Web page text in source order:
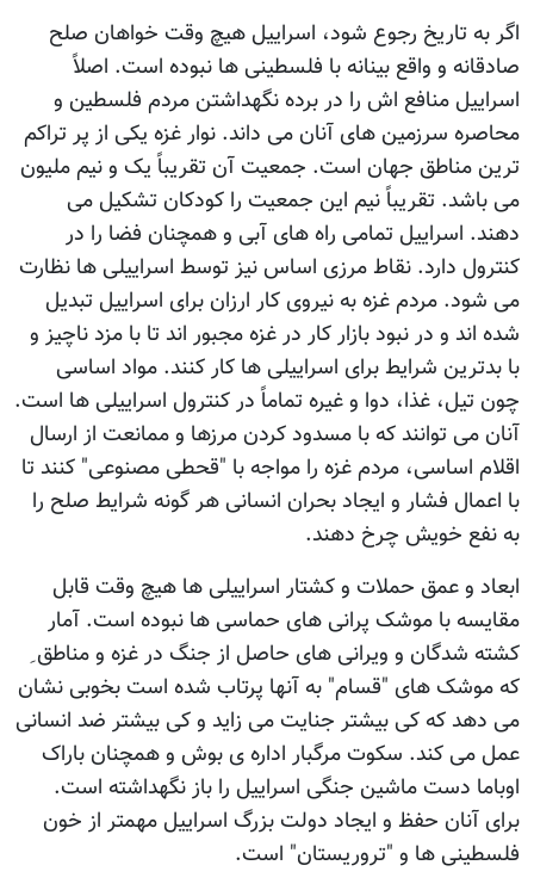
اگر به تاریخ رجوع شود، اسراییل هیچ وقت خواهان صلح
صادقانه و واقع بینانه با فلسطینی ها نبوده است. اصلاً
اسراییل منافع اش را در برده نگهداشتن مردم فلسطین و
محاصره سرزمین های آنان می داند. نوار غزه یکی از پر تراکم
ترین مناطق جهان است. جمعیت آن تقریباً یک و نیم ملیون
می باشد. تقریباً نیم این جمعیت را کودکان تشکیل می
دهند. اسراییل تمامی راه های آبی و همچنان فضا را در
کنترول دارد. نقاط مرزی اساس نیز توسط اسراییلی ها نظارت
می شود. مردم غزه به نیروی کار ارزان برای اسراییل تبدیل
شده اند و در نبود بازار کار در غزه مجبور اند تا با مزد ناچیز و
با بدترین شرایط برای اسراییلی ها کار کنند. مواد اساسی
چون تیل، غذا، دوا و غیره تماماً در کنترول اسراییلی ها است.
آنان می توانند که با مسدود کردن مرزها و ممانعت از ارسال
اقلام اساسی، مردم غزه را مواجه با "قحطی مصنوعی" کنند تا
با اعمال فشار و ایجاد بحران انسانی هر گونه شرایط صلح را
به نفع خویش چرخ دهند.
ابعاد و عمق حملات و کشتار اسراییلی ها هیچ وقت قابل
مقایسه با موشک پرانی های حماسی ها نبوده است. آمار
کشته شدگان و ویرانی های حاصل از جنگ در غزه و مناطق ِ
که موشک های "قسام" به آنها پرتاب شده است بخوبی نشان
می دهد که کی بیشتر جنایت می زاید و کی بیشتر ضد انسانی
عمل می کند. سکوت مرگبار اداره ی بوش و همچنان باراک
اوباما دست ماشین جنگی اسراییل را باز نگهداشته است.
برای آنان حفظ و ایجاد دولت بزرگ اسراییل مهمتر از خون
فلسطینی ها و "تروریستان" است.